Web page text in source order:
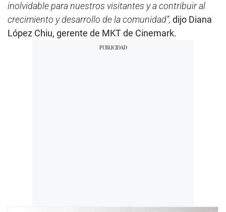
inolvidable para nuestros visitantes y a contribuir al
crecimiento y desarrollo de la comunidad”, dijo Diana
López Chiu, gerente de MKT de Cinemark.